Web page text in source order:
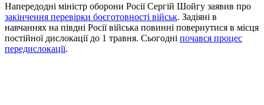
Напередодні міністр оборони Росії Сергій Шойгу заявив про
закінчення перевірки боєготовності військ. Задіяні в
навчаннях на півдні Росії війська повинні повернутися в місця
постійної дислокації до 1 травня. Сьогодні почався процес
передислокації.